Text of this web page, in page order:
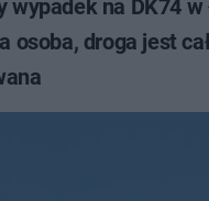
wypadek na DK74
osoba, droga jest